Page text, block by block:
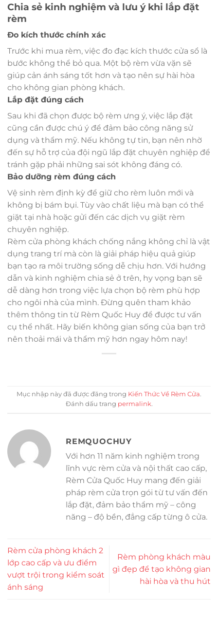
Chia sẻ kinh nghiệm và lưu ý khi lắp đặt
rèm
Đo kích thước chính xác
Trước khi mua rèm, việc đo đạc kích thước cửa sổ là
bước không thể bỏ qua. Một bộ rèm vừa vặn sẽ
giúp cản ánh sáng tốt hơn và tạo nên sự hài hòa
cho không gian phòng khách.
Lắp đặt đúng cách
Sau khi đã chọn được bộ rèm ưng ý, việc lắp đặt
cũng cần được chú ý để đảm bảo công năng sử
dụng và thẩm mỹ. Nếu không tự tin, bạn nên nhờ
đến sự hỗ trợ của đội ngũ lắp đặt chuyên nghiệp để
tránh gặp phải những sai sót không đáng có.
Bảo dưỡng rèm đúng cách
Vệ sinh rèm định kỳ để giữ cho rèm luôn mới và
không bị bám bụi. Tùy vào chất liệu mà bạn có thể
giặt tại nhà hoặc gửi đến các dịch vụ giặt rèm
chuyên nghiệp.
Rèm cửa phòng khách chống nắng không chỉ là vật
dụng trang trí mà còn là giải pháp hiệu quả giúp
bạn tạo ra môi trường sống dễ chịu hơn. Với hướng
dẫn và kinh nghiệm chia sẻ ở trên, hy vọng bạn sẽ
dễ dàng hơn trong việc lựa chọn bộ rèm phù hợp
cho ngôi nhà của mình. Đừng quên tham khảo
thêm thông tin từ Rèm Quốc Huy để được tư vấn
cụ thể nhất. Hãy biến không gian sống của bạn trở
nên thoải mái và thẩm mỹ hơn ngay hôm nay!
Mục nhập này đã được đăng trong Kiến Thức Về Rèm Cửa.
Đánh dấu trang permalink.
REMQUOCHUY
Với hơn 11 năm kinh nghiệm trong
lĩnh vực rèm cửa và nội thất cao cấp,
Rèm Cửa Quốc Huy mang đến giải
pháp rèm cửa trọn gói từ tư vấn đến
lắp đặt, đảm bảo thẩm mỹ – công
năng – độ bền, đẳng cấp từng ô cửa.
Rèm cửa phòng khách 2
lớp cao cấp và ưu điểm
vượt trội trong kiểm soát
ánh sáng
Rèm phòng khách màu
gì đẹp để tạo không gian
hài hòa và thu hút